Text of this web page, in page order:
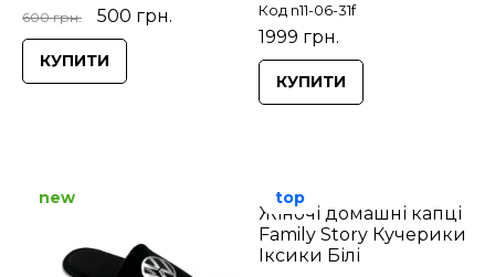
600 грн. 500 грн.
КУПИТИ
Код n11-06-31f
1999 грн.
КУПИТИ
new
Жіночі домашні капці
Family Story Кучерики
Іксики Білі
top